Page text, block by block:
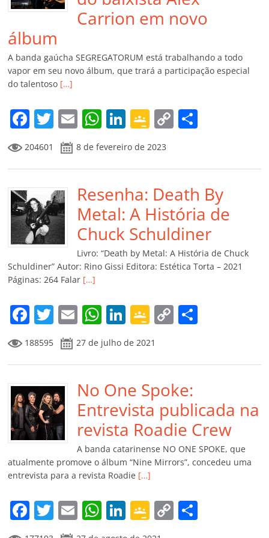
Carrion em novo
álbum
A banda gaúcha SEGREGATORUM está trabalhando a todo
vapor em seu novo álbum, que trará a participação especial
do talentoso […]
F
a
c
e
b
o
o
k
T
w
itt
er
E
m
ai
l
W
at
s
A
p
p
Li
k
e
dI
n
G
o
o
gl
e
Cl
a
ss
ro
m
C
y
Li
n
k
p
ar
til
h
ar
204601 8 de fevereiro de 2023
Resenha: Death By
Metal: A História de
Chuck Schuldiner
Livro: “Death by Metal: A História de Chuck
Schuldiner” Autor: Rino Gissi Editora: Estética Torta – 2021
Páginas: 264 Falar […]
F
a
c
e
b
o
o
k
T
w
itt
er
E
m
ai
l
W
h
at
s
A
p
p
Li
n
k
e
dI
n
G
o
o
gl
e
Cl
a
ss
ro
o
m
C
y
Li
n
k
p
til
h
ar
188595 27 de julho de 2021
No One Spoke:
Entrevista publicada na
revista Roadie Crew
A banda catarinense NO ONE SPOKE, que
atualmente promove o álbum “Nine Mirrors”, concedeu uma
entrevista para a revista Roadie […]
F
a
T
w
E
m
W Li
n
G
o
C